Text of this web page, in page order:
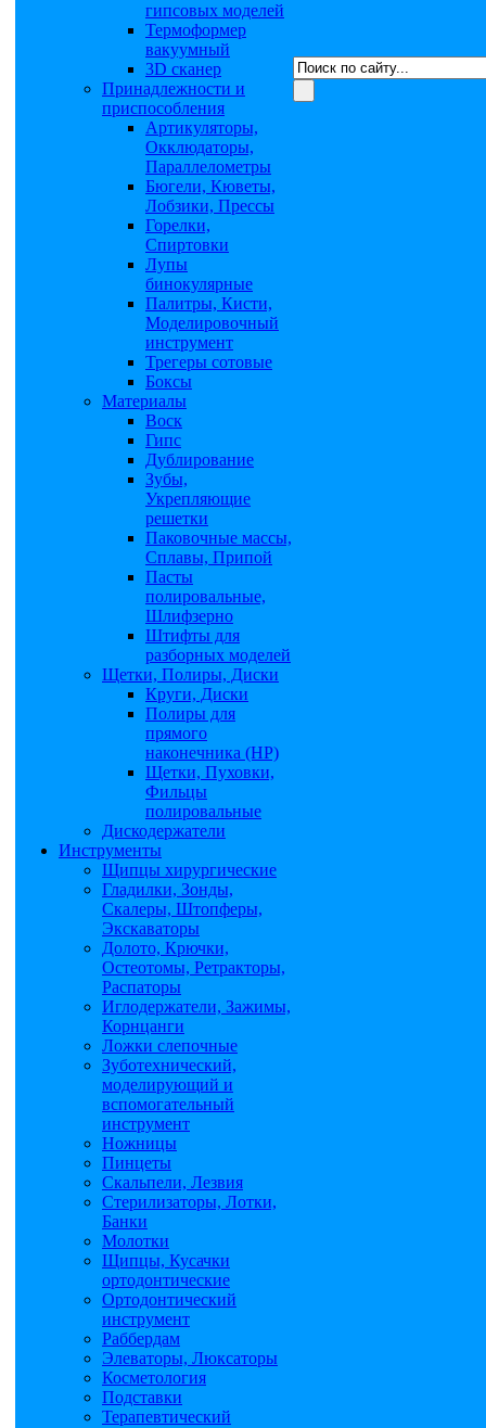
гипсовых моделей
Термоформер
вакуумный
3D сканер
Принадлежности и
приспособления
Артикуляторы,
Окклюдаторы,
Параллелометры
Бюгели, Кюветы,
Лобзики, Прессы
Горелки,
Спиртовки
Лупы
бинокулярные
Палитры, Кисти,
Моделировочный
инструмент
Трегеры сотовые
Боксы
Материалы
Воск
Гипс
Дублирование
Зубы,
Укрепляющие
решетки
Паковочные массы,
Сплавы, Припой
Пасты
полировальные,
Шлифзерно
Штифты для
разборных моделей
Щетки, Полиры, Диски
Круги, Диски
Полиры для
прямого
наконечника (НР)
Щетки, Пуховки,
Фильцы
полировальные
Дискодержатели
Инструменты
Щипцы хирургические
Гладилки, Зонды,
Скалеры, Штопферы,
Экскаваторы
Долото, Крючки,
Остеотомы, Ретракторы,
Распаторы
Иглодержатели, Зажимы,
Корнцанги
Ложки слепочные
Зуботехнический,
моделирующий и
вспомогательный
инструмент
Ножницы
Пинцеты
Скальпели, Лезвия
Стерилизаторы, Лотки,
Банки
Молотки
Щипцы, Кусачки
ортодонтические
Ортодонтический
инструмент
Раббердам
Элеваторы, Люксаторы
Косметология
Подставки
Терапевтический